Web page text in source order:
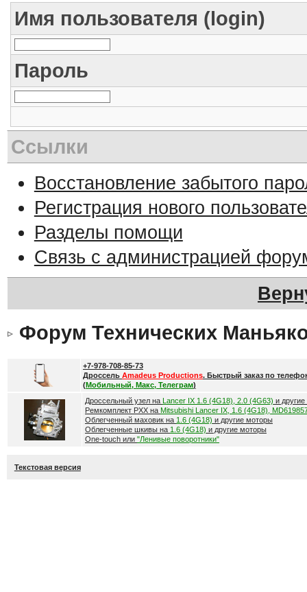
Имя пользователя (login)
Пароль
Ссылки
Восстановление забытого
Регистрация нового
Разделы помощи
Связь с администрацией
Форум Технических
+7-978-708-85-73
Дроссель Amadeus Productions. Быстрый заказ по
(Мобильный, Макс, Телеграм)
Дроссельный узел на Lancer IX 1.6 (4G18), 2.0 (4G63) и
Ремкомплект РХХ на Mitsubishi Lancer IX, 1.6 (4G18),
Облегченный маховик на 1.6 (4G18) и другие моторы
Облегченные шкивы на 1.6 (4G18) и другие моторы
One-touch или "Ленивые поворотники"
Текстовая версия